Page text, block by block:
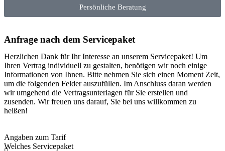
Persönliche Beratung
Anfrage nach dem Servicepaket
Herzlichen Dank für Ihr Interesse an unserem Servicepaket! Um
Ihren Vertrag individuell zu gestalten, benötigen wir noch einige
Informationen von Ihnen. Bitte nehmen Sie sich einen Moment Zeit,
um die folgenden Felder auszufüllen. Im Anschluss daran werden
wir umgehend die Vertragsunterlagen für Sie erstellen und
zusenden. Wir freuen uns darauf, Sie bei uns willkommen zu
heißen!
Angaben zum Tarif
Welches Servicepaket